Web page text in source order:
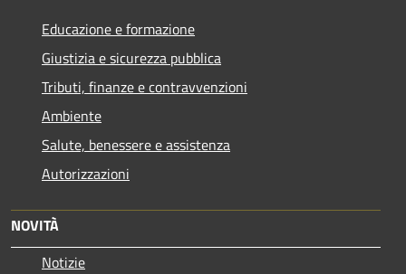
Educazione e formazione
Giustizia e sicurezza pubblica
Tributi, finanze e contravvenzioni
Ambiente
Salute, benessere e assistenza
Autorizzazioni
NOVITÀ
Notizie